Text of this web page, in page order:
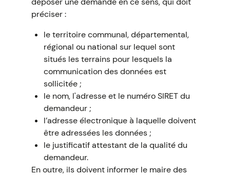
préciser :
le territoire communal, départemental,
régional ou national sur lequel sont
situés les terrains pour lesquels la
communication des données est
sollicitée ;
le nom, l'adresse et le numéro SIRET du
demandeur ;
l’adresse électronique à laquelle doivent
être adressées les données ;
le justificatif attestant de la qualité du
demandeur.
En outre, ils doivent informer le maire des